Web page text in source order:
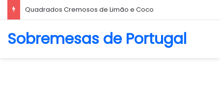
Quadrados Cremosos de Limão e Coco
Sobremesas de Portugal